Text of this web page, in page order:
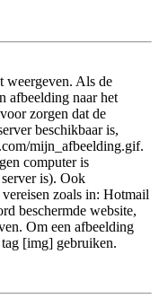
weergeven. Als de
afbeelding naar het
zorgen dat de
beschikbaar is,
mijn_afbeelding.gif.
computer is
is). Ook
zoals in: Hotmail
beschermde website,
Om een afbeelding
[img] gebruiken.